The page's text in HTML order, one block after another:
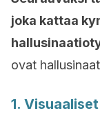
joka kattaa
ovat
1.